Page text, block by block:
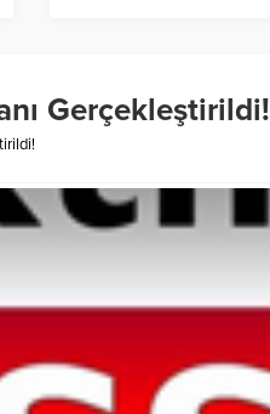
Gerçekleştirildi!